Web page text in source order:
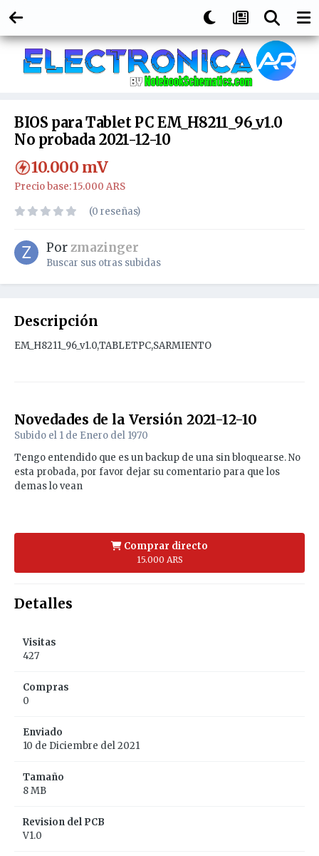
BIOS para Tablet PC EM_H8211_96_v1.0
No probada 2021-12-10
10.000 mV
Precio base: 15.000 ARS
(0 reseñas)
Porzmazinger
Buscar sus otras subidas
Descripción
EM_H8211_96_v1.0,TABLETPC,SARMIENTO
Novedades de la Versión 2021-12-10
Subido el 1 de Enero del 1970
Tengo entendido que es un backup de una sin bloquearse. No
esta probada, por favor dejar su comentario para que los
demas lo vean
Comprar directo
15.000 ARS
Detalles
Visitas
427
Compras
0
Enviado
10 de Diciembre del 2021
Tamaño
8 MB
Revision del PCB
V1.0